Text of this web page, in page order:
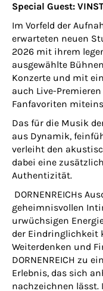
Special Guest:
Im Vorfeld der
erwarteten neuen
2026 mit ihrem
ausgewählte
Konzerte und mit
auch Live-
Fanfavoriten
Das für die Musik
aus Dynamik,
verleiht den
dabei eine
Authentizität.
DORNENREICHs
geheimnisvollen
urwüchsigen
der Eindringlichkeit
Weiterdenken und
DORNENREICH zu
Erlebnis, das sich
nachzeichnen